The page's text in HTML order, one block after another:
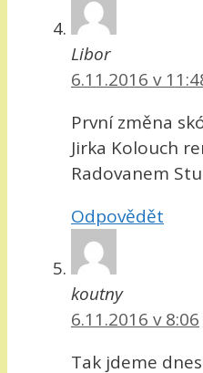
Libor
6.11.2016 v
První změna
Jirka Kolouch
Radovanem
Odpovědět
koutny
6.11.2016 v 8:06
Tak jdeme